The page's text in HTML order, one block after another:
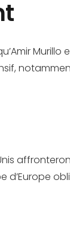
d’Europe